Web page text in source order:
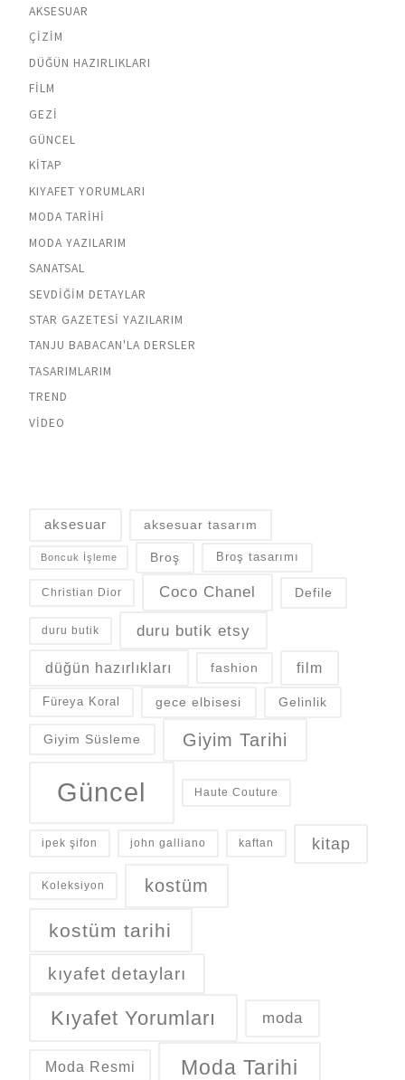
AKSESUAR
ÇIZIM
DÜĞÜN HAZIRLIKLARI
FILM
GEZI
GÜNCEL
KITAP
KIYAFET YORUMLARI
MODA TARIHI
MODA YAZILARIM
SANATSAL
SEVDIĞIM DETAYLAR
STAR GAZETESI YAZILARIM
TANJU BABACAN'LA DERSLER
TASARIMLARIM
TREND
VIDEO
aksesuar aksesuar tasarım
Boncuk İşleme Broş Broş tasarımı
Christian Dior Coco Chanel Defile
duru butik duru butik etsy
düğün hazırlıkları fashion film
Füreya Koral gece elbisesi Gelinlik
Giyim Süsleme Giyim Tarihi
Güncel Haute Couture
ipek şifon john galliano kaftan kitap
Koleksiyon kostüm
kostüm tarihi
kıyafet detayları
Kıyafet Yorumları moda
Moda Resmi Moda Tarihi